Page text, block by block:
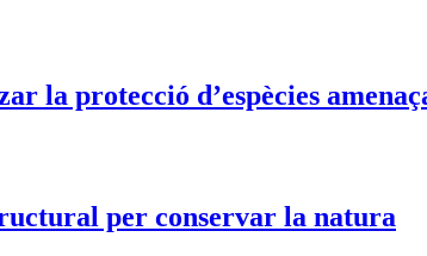
la protecció d’espècies
per conservar la natura